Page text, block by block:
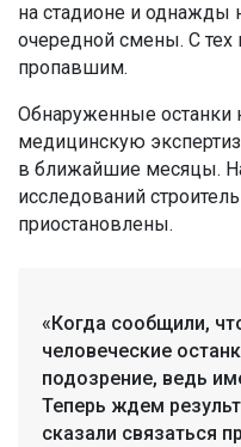
на стадионе и однажды
очередной смены. С тех
пропавшим.
Обнаруженные останки
медицинскую
в ближайшие месяцы.
исследований
приостановлены.
«Когда сообщили,
человеческие
подозрение, ведь
Теперь ждем
сказали связаться